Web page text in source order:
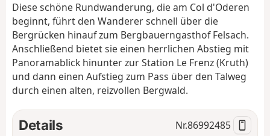
a
o
n
Diese schöne Rundwanderung, die am Col d'Oderen
beginnt, führt den Wanderer schnell über die
Bergrücken hinauf zum Bergbauerngasthof Felsach.
Anschließend bietet sie einen herrlichen Abstieg mit
Panoramablick hinunter zur Station Le Frenz (Kruth)
und dann einen Aufstieg zum Pass über den Talweg
durch einen alten, reizvollen Bergwald.
Details Nr.86992485